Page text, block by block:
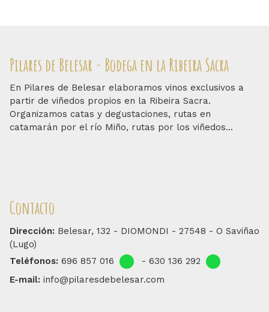
Pilares de Belesar - Bodega en la Ribeira Sacra
En Pilares de Belesar elaboramos vinos exclusivos a
partir de viñedos propios en la Ribeira Sacra.
Organizamos catas y degustaciones, rutas en
catamarán por el río Miño, rutas por los viñedos...
Contacto
Dirección: Belesar, 132 - DIOMONDI - 27548 - O Saviñao
(Lugo)
Teléfonos: 696 857 016 - 630 136 292
E-mail: info@pilaresdebelesar.com